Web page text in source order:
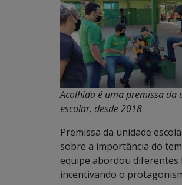
Acolhida é uma premissa da
escolar, desde 2018
Premissa da unidade
sobre a importância do
equipe abordou diferentes
incentivando o